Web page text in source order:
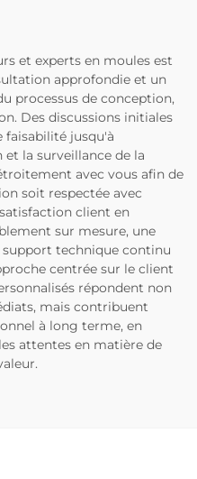
et experts en moules est
approfondie et un
processus de conception,
Des discussions initiales
faisabilité jusqu'à
la surveillance de la
avec vous afin de
soit respectée avec
client en
sur mesure, une
technique continu
centrée sur le client
répondent non
mais contribuent
à long terme, en
attentes en matière de